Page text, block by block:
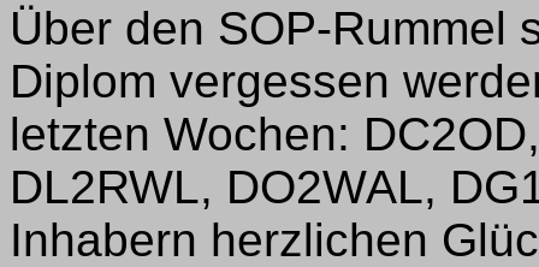
Über den SOP-Rummel
Diplom vergessen
letzten Wochen:
DL2RWL, DO2WAL,
Inhabern herzlichen